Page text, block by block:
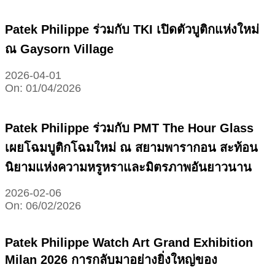
Patek Philippe ร่วมกับ TKI เปิดตัวบูติกแห่งใหม่
ณ Gaysorn Village
2026-04-01
On: 01/04/2026
Patek Philippe ร่วมกับ PMT The Hour Glass
เผยโฉมบูติกโฉมใหม่ ณ สยามพารากอน สะท้อน
นิยามแห่งความหรูหราและมิตรภาพอันยาวนาน
2026-02-06
On: 06/02/2026
Patek Philippe Watch Art Grand Exhibition
Milan 2026 การกลับมาอย่างยิ่งใหญ่ของ